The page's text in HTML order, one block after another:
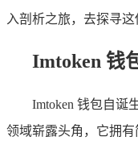
入剖析之旅，去探寻这
Imtoken 钱
Imtoken 钱包自诞
领域崭露头角，它拥